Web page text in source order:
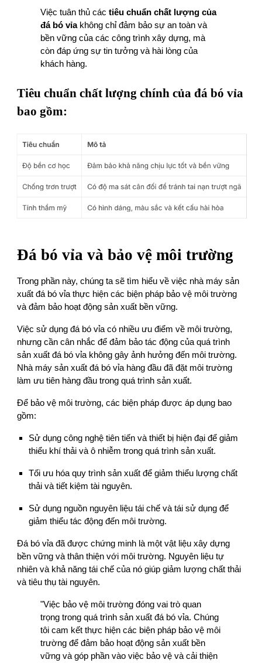
Việc tuân thủ cáctiêu chuẩn chất lượng của
đá bó vỉakhông chỉ đảm bảo sự an toàn và
bền vững của các công trình xây dựng, mà
còn đáp ứng sự tin tưởng và hài lòng của
khách hàng.
Tiêu chuẩn chất lượng chính của đá bó vỉa
bao gồm:
Đá bó vỉa và bảo vệ môi trường
Trong phần này, chúng ta sẽ tìm hiểu về việc nhà máy sản
xuất đá bó vỉa thực hiện các biện pháp bảo vệ môi trường
và đảm bảo hoạt động sản xuất bền vững.
Việc sử dụng đá bó vỉa có nhiều ưu điểm về môi trường,
nhưng cần cân nhắc để đảm bảo tác động của quá trình
sản xuất đá bó vỉa không gây ảnh hưởng đến môi trường.
Nhà máy sản xuất đá bó vỉa hàng đầu đã đặt môi trường
làm ưu tiên hàng đầu trong quá trình sản xuất.
Để bảo vệ môi trường, các biện pháp được áp dụng bao
gồm:
Sử dụng công nghệ tiên tiến và thiết bị hiện đại để giảm
thiểu khí thải và ô nhiễm trong quá trình sản xuất.
Tối ưu hóa quy trình sản xuất để giảm thiểu lượng chất
thải và tiết kiệm tài nguyên.
Sử dụng nguồn nguyên liệu tái chế và tái sử dụng để
giảm thiểu tác động đến môi trường.
Đá bó vỉa đã được chứng minh là một vật liệu xây dựng
bền vững và thân thiện với môi trường. Nguyên liệu tự
nhiên và khả năng tái chế của nó giúp giảm lượng chất thải
và tiêu thụ tài nguyên.
"Việc bảo vệ môi trường đóng vai trò quan
trọng trong quá trình sản xuất đá bó vỉa. Chúng
tôi cam kết thực hiện các biện pháp bảo vệ môi
trường để đảm bảo hoạt động sản xuất bền
vững và góp phần vào việc bảo vệ và cải thiện